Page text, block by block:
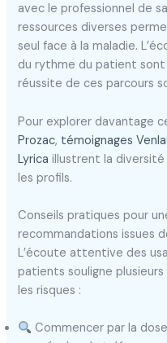
avec le professionnel de
ressources diverses
seul face à la maladie.
du rythme du patient sont
réussite de ces parcours
Pour explorer davantage
Prozac, témoignages
Lyrica illustrent la
les profils.
Conseils pratiques pour
recommandations issues
L’écoute attentive des
patients souligne
les risques :
Commencer par la